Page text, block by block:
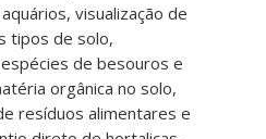
visualização de
tipos de solo,
de besouros e
orgânica no solo,
resíduos alimentares e